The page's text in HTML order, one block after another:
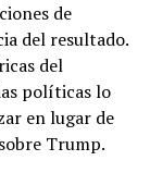
de
del resultado.
del
políticas lo
en lugar de
Trump.